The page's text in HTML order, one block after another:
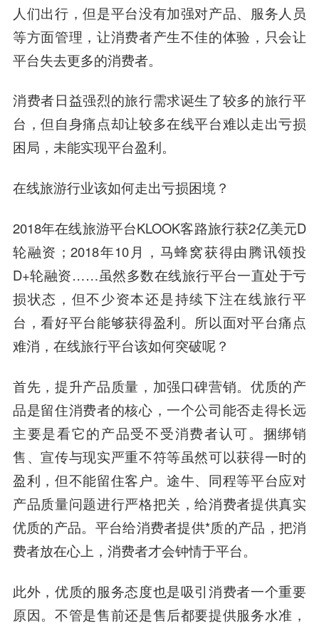
人们出行，但是平台没有加强对产品、服务人员
等方面管理，让消费者产生不佳的体验，只会让
平台失去更多的消费者。
消费者日益强烈的旅行需求诞生了较多的旅行平
台，但自身痛点却让较多在线平台难以走出亏损
困局，未能实现平台盈利。
在线旅游行业该如何走出亏损困境？
2018年在线旅游平台KLOOK客路旅行获2亿美元D
轮融资；2018年10月，马蜂窝获得由腾讯领投
D+轮融资……虽然多数在线旅行平台一直处于亏
损状态，但不少资本还是持续下注在线旅行平
台，看好平台能够获得盈利。所以面对平台痛点
难消，在线旅行平台该如何突破呢？
首先，提升产品质量，加强口碑营销。优质的产
品是留住消费者的核心，一个公司能否走得长远
主要是看它的产品受不受消费者认可。捆绑销
售、宣传与现实严重不符等虽然可以获得一时的
盈利，但不能留住客户。途牛、同程等平台应对
产品质量问题进行严格把关，给消费者提供真实
优质的产品。平台给消费者提供*质的产品，把消
费者放在心上，消费者才会钟情于平台。
此外，优质的服务态度也是吸引消费者一个重要
原因。不管是售前还是售后都要提供服务水准，